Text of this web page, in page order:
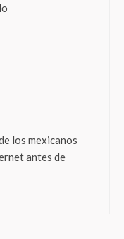
los mexicanos
antes de